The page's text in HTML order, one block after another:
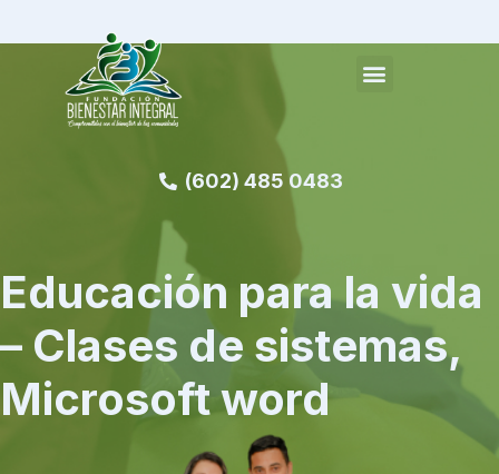
(602) 485 0483
Educación para la vida
– Clases de sistemas,
Microsoft word